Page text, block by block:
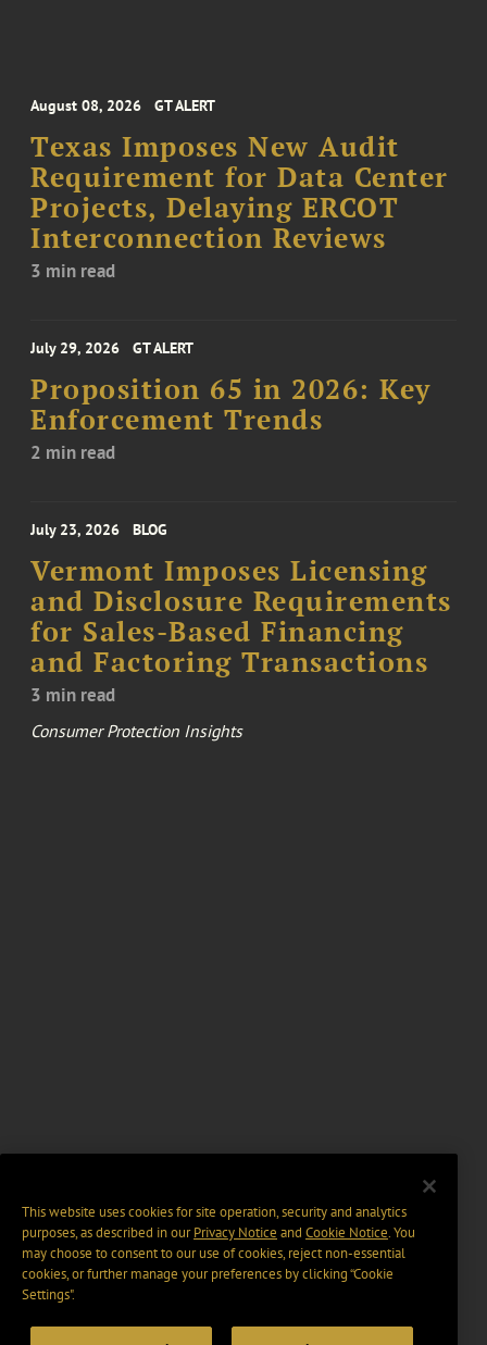
August 08, 2026 GT ALERT
Texas Imposes New Audit
Requirement for Data Center
Projects, Delaying ERCOT
Interconnection Reviews
3 min read
July 29, 2026 GT ALERT
Proposition 65 in 2026: Key
Enforcement Trends
2 min read
July 23, 2026 BLOG
Vermont Imposes Licensing
and Disclosure Requirements
for Sales-Based Financing
and Factoring Transactions
3 min read
Consumer Protection Insights
This website uses cookies for site operation, security and analytics
purposes, as described in ourPrivacy Notice and Cookie Notice. You
may choose to consent to our use of cookies, reject non-essential
cookies, or further manage your preferences by clicking “Cookie
Settings".